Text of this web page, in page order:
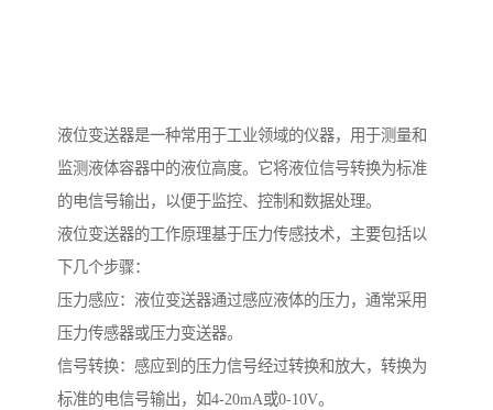
液位变送器是一种常用于工业领域的仪器，用于测量和
监测液体容器中的液位高度。它将液位信号转换为标准
的电信号输出，以便于监控、控制和数据处理。
液位变送器的工作原理基于压力传感技术，主要包括以
下几个步骤：
压力感应：液位变送器通过感应液体的压力，通常采用
压力传感器或压力变送器。
信号转换：感应到的压力信号经过转换和放大，转换为
标准的电信号输出，如4-20mA或0-10V。